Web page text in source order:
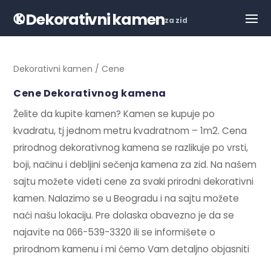
Dekorativni kamenza zid
Dekorativni kamen / Cene
Cene Dekorativnog kamena
Želite da kupite kamen? Kamen se kupuje po
kvadratu, tj jednom metru kvadratnom – 1m2. Cena
prirodnog dekorativnog kamena se razlikuje po vrsti,
boji, načinu i debljini sečenja kamena za zid. Na našem
sajtu možete videti cene za svaki prirodni dekorativni
kamen. Nalazimo se u Beogradu i na sajtu možete
naći našu lokaciju. Pre dolaska obavezno je da se
najavite na 066-539-3320 ili se informišete o
prirodnom kamenu i mi ćemo Vam detaljno objasniti